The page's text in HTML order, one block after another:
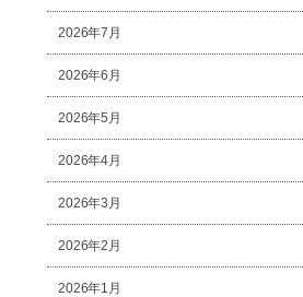
2026年7月
2026年6月
2026年5月
2026年4月
2026年3月
2026年2月
2026年1月